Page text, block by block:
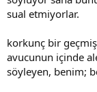
sual etmiyorlar.
korkunç bir
avucunun içinde
söyleyen, benim;